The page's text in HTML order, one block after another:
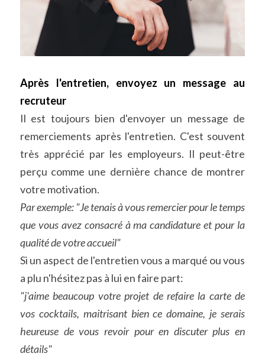
Après l'entretien, envoyez un message au
recruteur
Il est toujours bien d'envoyer un message de
remerciements après l'entretien. C'est souvent
très apprécié par les employeurs. Il peut-être
perçu comme une dernière chance de montrer
votre motivation.
Par exemple: "Je tenais à vous remercier pour le temps
que vous avez consacré à ma candidature et pour la
qualité de votre accueil"
Si un aspect de l'entretien vous a marqué ou vous
a plu n'hésitez pas à lui en faire part:
"j'aime beaucoup votre projet de refaire la carte de
vos cocktails, maitrisant bien ce domaine, je serais
heureuse de vous revoir pour en discuter plus en
détails"